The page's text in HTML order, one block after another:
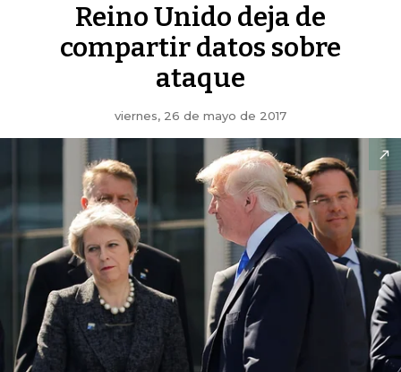
Reino Unido deja de
compartir datos sobre
ataque
viernes, 26 de mayo de 2017